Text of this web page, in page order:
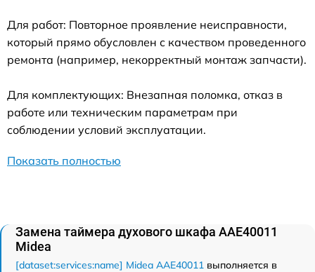
Для работ: Повторное проявление неисправности,
который прямо обусловлен с качеством проведенного
ремонта (например, некорректный монтаж запчасти).
Для комплектующих: Внезапная поломка, отказ в
работе или техническим параметрам при
соблюдении условий эксплуатации.
Показать полностью
Замена таймера духового шкафа AAE40011
Midea
[dataset:services:name] Midea AAE40011 выполняется в